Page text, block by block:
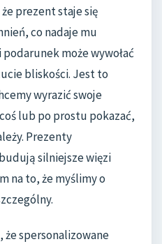
prezent staje się
co nadaje mu
podarunek może wywołać
bliskości. Jest to
wyrazić swoje
lub po prostu pokazać,
Prezenty
silniejsze więzi
na to, że myślimy o
spersonalizowane